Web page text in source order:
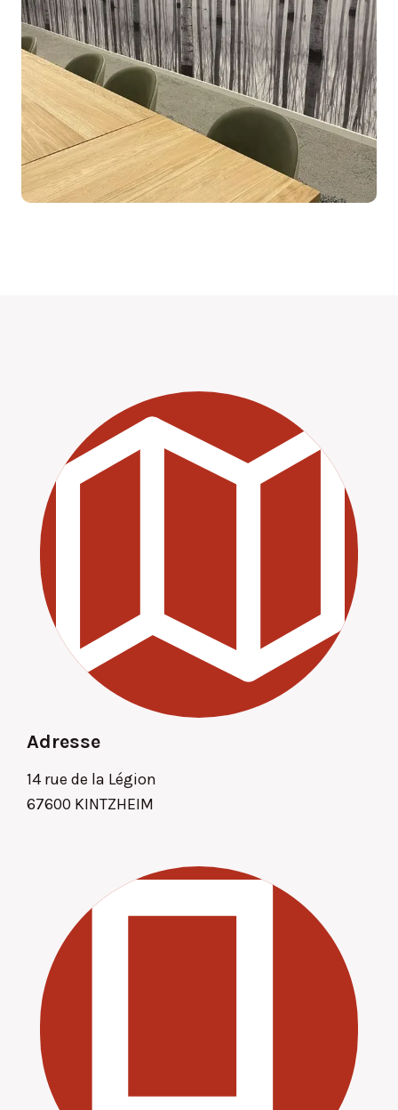
Adresse
14 rue de la Légion
67600 KINTZHEIM